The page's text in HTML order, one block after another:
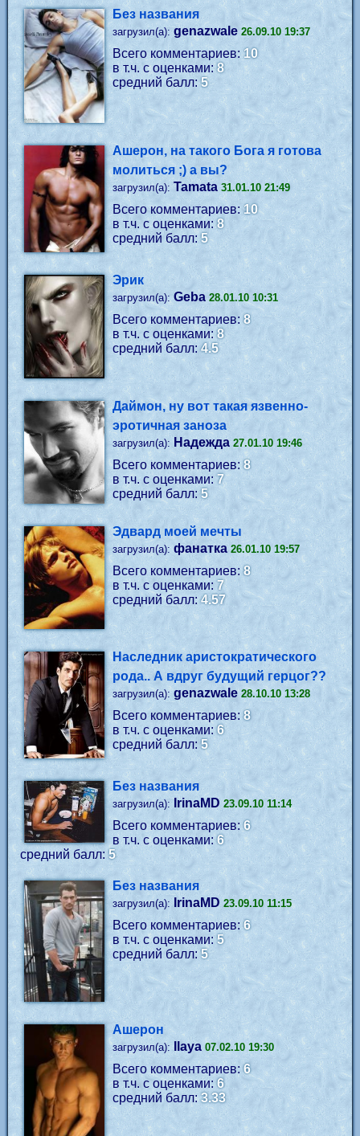
Без названия
загрузил(а): genazwale 26.09.10 19:37
Всего комментариев:10
в т.ч. с оценками:8
средний балл:5
Ашерон, на такого Бога я готова
молиться ;) а вы?
загрузил(а): Tamata 31.01.10 21:49
Всего комментариев: 10
в т.ч. с оценками:8
средний балл:5
Эрик
загрузил(а): Geba 28.01.10 10:31
Всего комментариев:8
в т.ч. с оценками:8
средний балл:4.5
Даймон, ну вот такая язвенно-
эротичная заноза
загрузил(а): Надежда 27.01.10 19:46
Всего комментариев: 8
в т.ч. с оценками:7
средний балл: 5
Эдвард моей мечты
загрузил(а):фанатка 26.01.10 19:57
Всего комментариев:8
в т.ч. с оценками:7
средний балл:4.57
Наследник аристократического
рода.. А вдруг будущий герцог??
загрузил(а): genazwale 28.10.10 13:28
Всего комментариев:8
в т.ч. с оценками:6
средний балл: 5
Без названия
загрузил(а): IrinaMD 23.09.10 11:14
Всего комментариев:6
в т.ч. с оценками:6
средний балл: 5
Без названия
загрузил(а): IrinaMD 23.09.10 11:15
Всего комментариев:6
в т.ч. с оценками:5
средний балл:5
Ашерон
загрузил(а): Ilaya 07.02.10 19:30
Всего комментариев:6
в т.ч. с оценками:6
средний балл:3.33